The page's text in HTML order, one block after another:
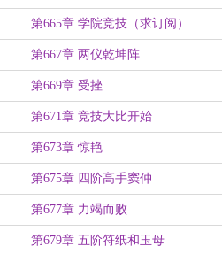
第665章 学院竞技（求订阅）
第667章 两仪乾坤阵
第669章 受挫
第671章 竞技大比开始
第673章 惊艳
第675章 四阶高手窦仲
第677章 力竭而败
第679章 五阶符纸和玉母